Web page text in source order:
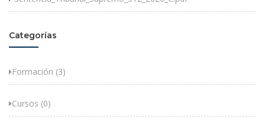
Categorías
Formación (3)
Cursos (0)